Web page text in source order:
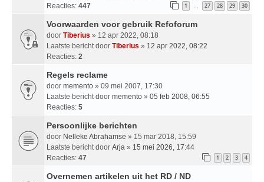
Reacties: 447 1 … 27 28 29 30
Voorwaarden voor gebruik Refoforum
door Tiberius » 12 apr 2022, 08:18
Laatste bericht door Tiberius » 12 apr 2022, 08:22
Reacties: 2
Regels reclame
door memento » 09 mei 2007, 17:30
Laatste bericht door memento » 05 feb 2008, 06:55
Reacties: 5
Persoonlijke berichten
door Nelleke Abrahamse » 15 mar 2018, 15:59
Laatste bericht door Arja » 15 mei 2026, 17:44
Reacties: 47 1 2 3 4
Overnemen artikelen uit het RD / ND